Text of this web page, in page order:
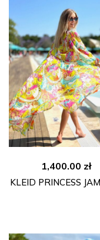
1,400.00 zł
KLEID PRINCESS